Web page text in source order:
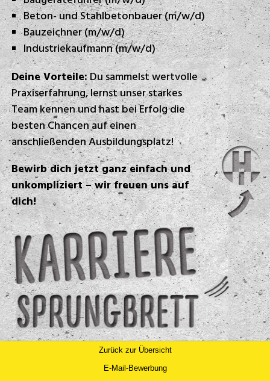
Beton- und Stahlbetonbauer (m/w/d)
Bauzeichner (m/w/d)
Industriekaufmann (m/w/d)
Deine Vorteile:Du sammelst wertvolle
Praxiserfahrung, lernst unser starkes
Team kennen und hast bei Erfolg die
besten Chancen auf einen
anschließenden Ausbildungsplatz!
Bewirb dich jetzt ganz einfach und
unkompliziert – wir freuen uns auf
dich!
Zurück zur Übersicht
E-Mail-Bewerbung